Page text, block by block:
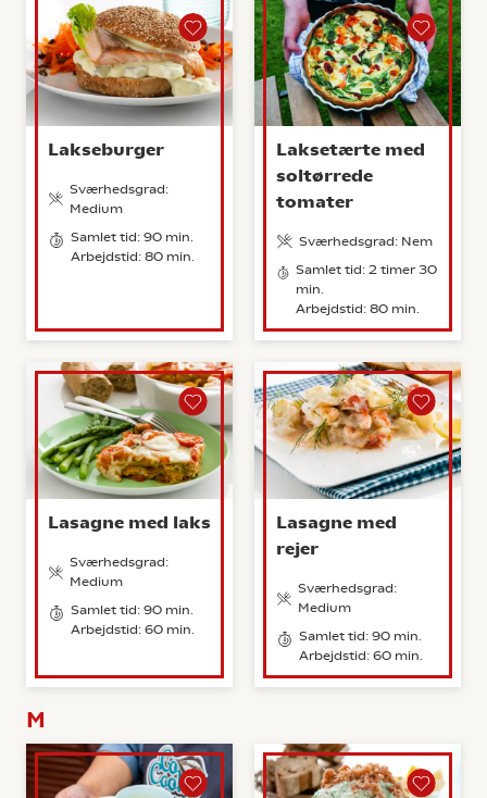
Lakseburger
Sværhedsgrad:
Medium
Samlet tid: 90 min.
Arbejdstid: 80 min.
Laksetærte med
soltørrede
tomater
Sværhedsgrad: Nem
Samlet tid: 2 timer 30
min.
Arbejdstid: 80 min.
Lasagne med laks
Sværhedsgrad:
Medium
Samlet tid: 90 min.
Arbejdstid: 60 min.
Lasagne med
rejer
Sværhedsgrad:
Medium
Samlet tid: 90 min.
Arbejdstid: 60 min.
M